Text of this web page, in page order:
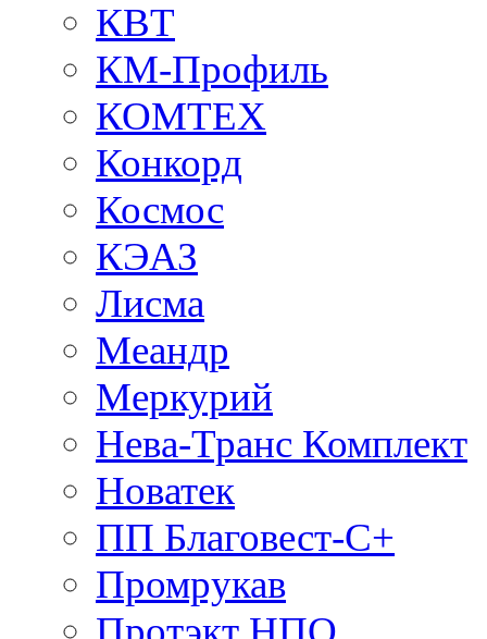
КВТ
КМ-Профиль
КОМТЕХ
Конкорд
Космос
КЭАЗ
Лисма
Меандр
Меркурий
Нева-Транс Комплект
Новатек
ПП Благовест-С+
Промрукав